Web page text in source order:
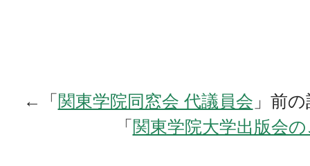
←「 関東学院同窓会 代議員会 」前
「 関東学院大学出版会